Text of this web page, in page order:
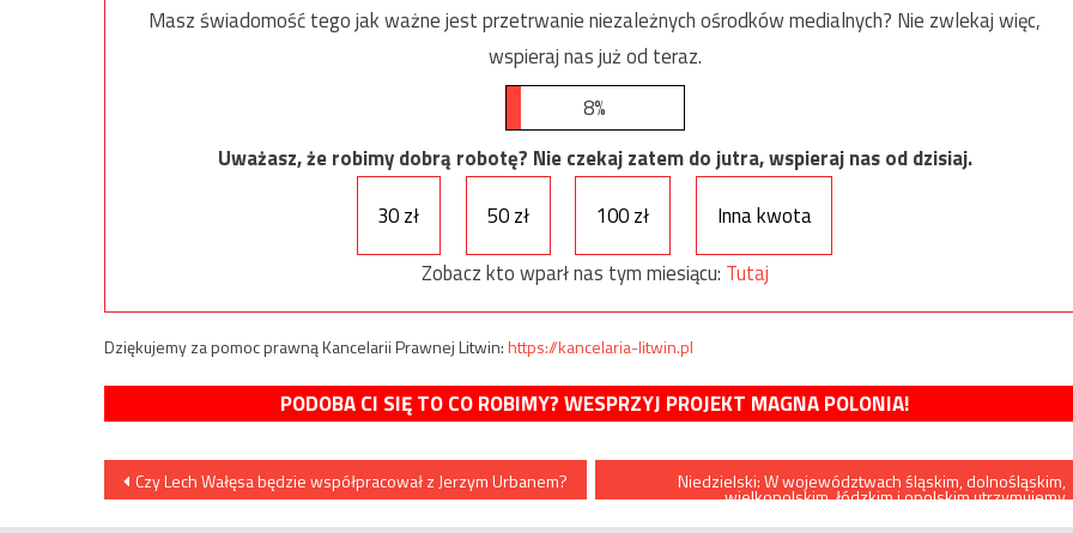
Masz świadomość tego jak ważne jest przetrwanie niezależnych ośrodków medialnych? Nie zwlekaj więc,
wspieraj nas już od teraz.
8%
Uważasz, że robimy dobrą robotę? Nie czekaj zatem do jutra, wspieraj nas od dzisiaj.
30 zł
50 zł 100 zł
Inna kwota
Zobacz kto wparł nas tym miesiącu: Tutaj
Dziękujemy za pomoc prawną Kancelarii Prawnej Litwin:https://kancelaria-litwin.pl
PODOBA CI SIĘ TO CO ROBIMY? WESPRZYJ PROJEKT MAGNA POLONIA!
Nawigacja
Czy Lech Wałęsa będzie współpracował z Jerzym Urbanem? Niedzielski: W województwach śląskim, dolnośląskim,
wielkopolskim, łódzkim i opolskim utrzymujemy